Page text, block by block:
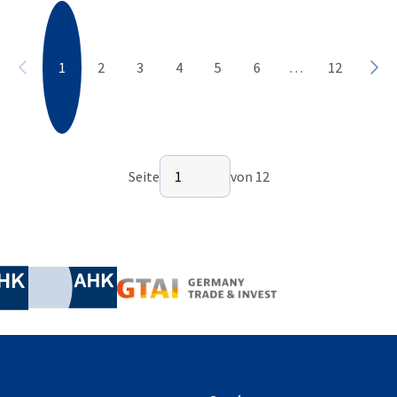
Vorherige
1 2 3 4 5 6 … 12
Seite 1 von 12
Seite
Seite auswählen
1 von 12
Industrie- und Handelskammer
Industrie- und Handelskammer
AHK.de